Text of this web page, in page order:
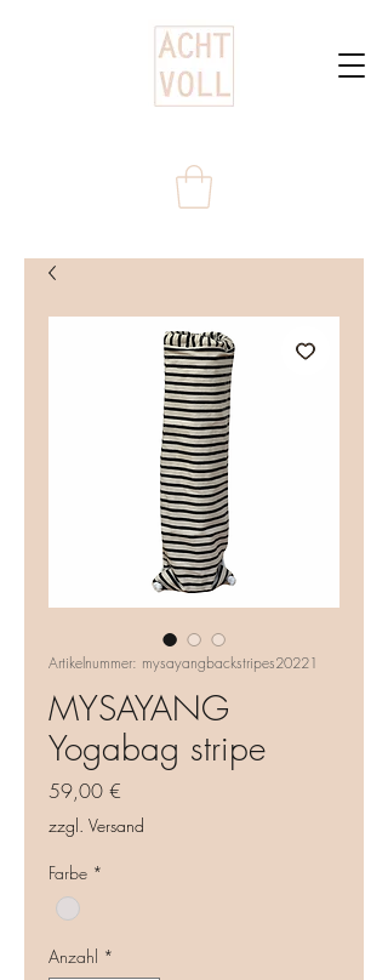
Artikelnummer: mysayangbackstripes20221
MYSAYANG
Yogabag stripe
59,00 €
zzgl. Versand
Farbe *
Anzahl *